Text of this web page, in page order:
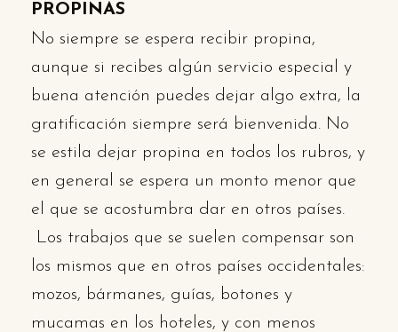
PROPINAS
No siempre se espera recibir propina,
aunque si recibes algún servicio especial y
buena atención puedes dejar algo extra, la
gratificación siempre será bienvenida. No
se estila dejar propina en todos los rubros, y
en general se espera un monto menor que
el que se acostumbra dar en otros países.
Los trabajos que se suelen compensar son
los mismos que en otros países occidentales:
mozos, bármanes, guías, botones y
mucamas en los hoteles, y con menos